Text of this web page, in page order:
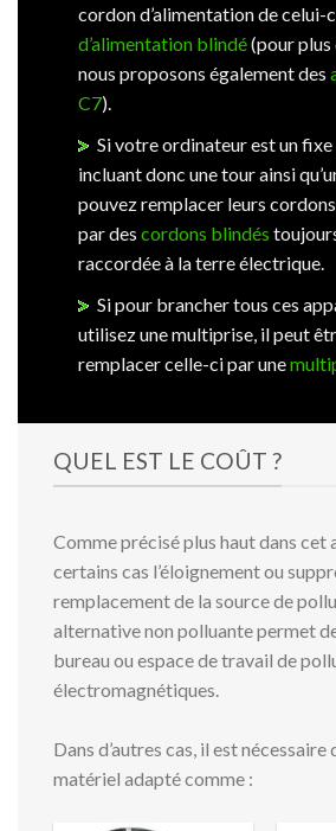
cordon d’alimentation de celui-
d’alimentation blindé(pour
nous proposons également des
C7).
Si votre ordinateur est un fixe
incluant donc une tour ainsi
pouvez remplacer leurs
par des cordons blindés
raccordée à la terre électrique.
Si pour brancher tous ces
utilisez une multiprise, il peut
remplacer celle-ci par une
QUEL EST LE COÛT ?
Comme précisé plus haut dans cet
certains cas l’éloignement ou
remplacement de la source de
alternative non polluante permet
bureau ou espace de travail de
électromagnétiques.
Dans d’autres cas, il est nécessaire
matériel adapté comme :